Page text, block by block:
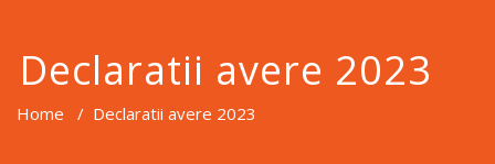
Declaratii avere 2023
Home / Declaratii avere 2023